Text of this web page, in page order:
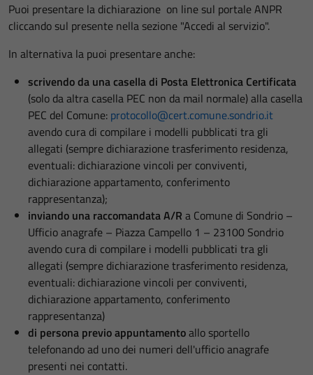
Puoi presentare la dichiarazione on line sul portale ANPR
cliccando sul presente nella sezione "Accedi al servizio".
In alternativa la puoi presentare anche:
scrivendo da una casella di Posta Elettronica Certificata
(solo da altra casella PEC non da mail normale) alla casella
PEC del Comune: protocollo@cert.comune.sondrio.it
avendo cura di compilare i modelli pubblicati tra gli
allegati (sempre dichiarazione trasferimento residenza,
eventuali: dichiarazione vincoli per conviventi,
dichiarazione appartamento, conferimento
rappresentanza);
inviando una raccomandata A/R a Comune di Sondrio –
Ufficio anagrafe – Piazza Campello 1 – 23100 Sondrio
avendo cura di compilare i modelli pubblicati tra gli
allegati (sempre dichiarazione trasferimento residenza,
eventuali: dichiarazione vincoli per conviventi,
dichiarazione appartamento, conferimento
rappresentanza)
di persona previo appuntamentoallo sportello
telefonando ad uno dei numeri dell'ufficio anagrafe
presenti nei contatti.